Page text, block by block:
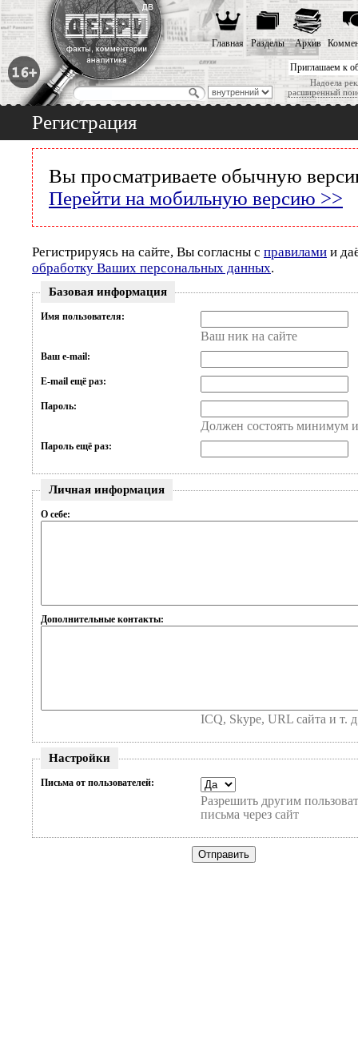
Приглашаем к
Надоела
расширенный
Главная Разделы Архив
Регистрация
Вы просматриваете обычную
Перейти на мобильную версию >>
Регистрируясь на сайте, Вы согласны с правилами и
обработку Ваших персональных данных.
Базовая информация
Имя пользователя:
Ваш ник на сайте
Ваш e-mail:
E-mail ещё раз:
Пароль:
Должен состоять минимум
Пароль ещё раз:
Личная информация
О себе:
Дополнительные контакты:
ICQ, Skype, URL сайта и т.
Настройки
Письма от пользователей:
Разрешить другим
письма через сайт